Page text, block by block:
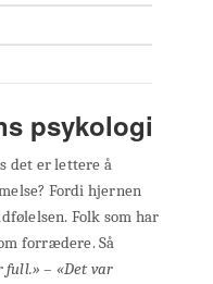
psykologi
det er lettere å
Fordi hjernen
Folk som har
forrædere. Så
full.» – «Det var